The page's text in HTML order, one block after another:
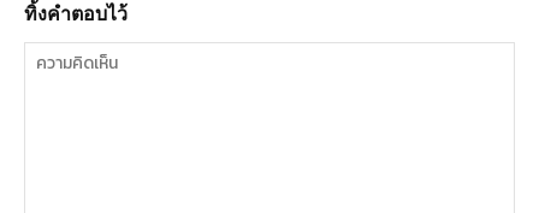
ทิ้งคำตอบไว้